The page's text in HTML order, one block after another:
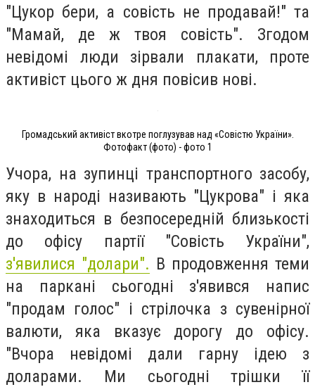
"Цукор бери, а совість не продавай!" та
"Мамай, де ж твоя совість". Згодом
невідомі люди зірвали плакати, проте
активіст цього ж дня повісив нові.
Громадський активіст вкотре поглузував над «Совістю України».
Фотофакт (фото) - фото 1
Учора, на зупинці транспортного засобу,
яку в народі називають "Цукрова" і яка
знаходиться в безпосередній близькості
до офісу партії "Совість України",
з'явилися "долари". В продовження теми
на паркані сьогодні з'явився напис
"продам голос" і стрілочка з сувенірної
валюти, яка вказує дорогу до офісу.
"Вчора невідомі дали гарну ідею з
доларами. Ми сьогодні трішки її